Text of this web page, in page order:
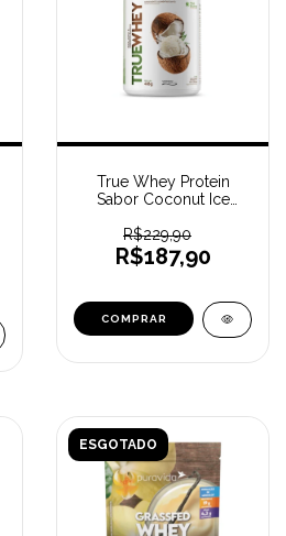
True Whey Protein
Sabor Coconut Ice
SOURCE
R$229,90
R$187,90
ESGOTADO